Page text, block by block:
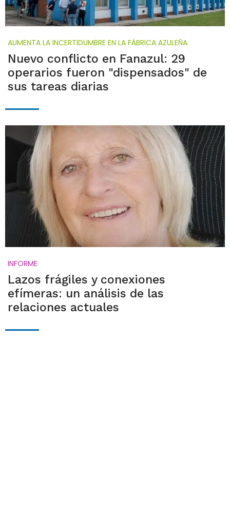
AUMENTA LA INCERTIDUMBRE EN LA FÁBRICA AZULEÑA
Nuevo conflicto en Fanazul: 29
operarios fueron "dispensados" de
sus tareas diarias
INFORME
Lazos frágiles y conexiones
efímeras: un análisis de las
relaciones actuales